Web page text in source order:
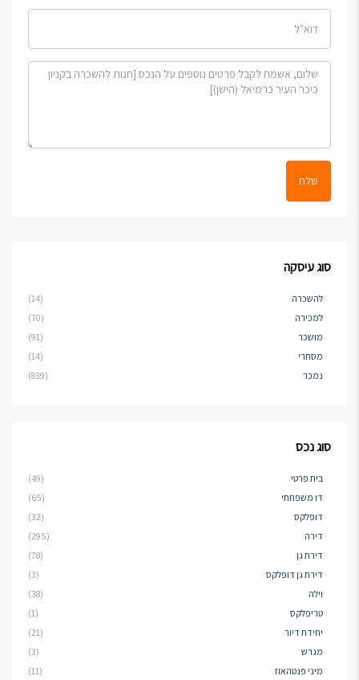
שלח
סוג עיסקה
להשכרה
(14)
למכירה
(70)
מושכר
(91)
מסחרי
(14)
נמכר
(839)
סוג נכס
בית פרטי
(49)
דו משפחתי
(65)
דופלקס
(32)
דירה
(295)
דירת גן
(78)
דירת גן דופלקס
(3)
וילה
(38)
טריפלקס
(1)
יחידת דיור
(21)
מגרש
(3)
מיני פנטהאוז
(11)